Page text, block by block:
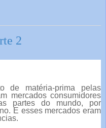
2
de matéria-prima pelas
mercados consumidores
partes do mundo, por
E esses mercados eram